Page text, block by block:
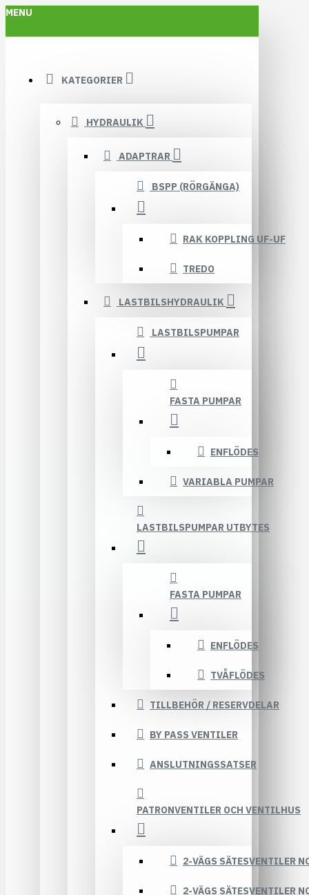
MENU
KATEGORIER
HYDRAULIK
ADAPTRAR
BSPP (RÖRGÄNGA)
RAK KOPPLING UF-UF
TREDO
LASTBILSHYDRAULIK
LASTBILSPUMPAR
FASTA PUMPAR
ENFLÖDES
VARIABLA PUMPAR
LASTBILSPUMPAR UTBYTES
FASTA PUMPAR
ENFLÖDES
TVÅFLÖDES
TILLBEHÖR / RESERVDELAR
BY PASS VENTILER
ANSLUTNINGSSATSER
PATRONVENTILER OCH VENTILHUS
2-VÄGS SÄTESVENTILER
2-VÄGS SÄTESVENTILER